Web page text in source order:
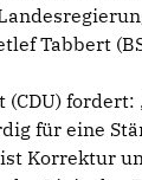
Tabbert
für eine
Korrektur